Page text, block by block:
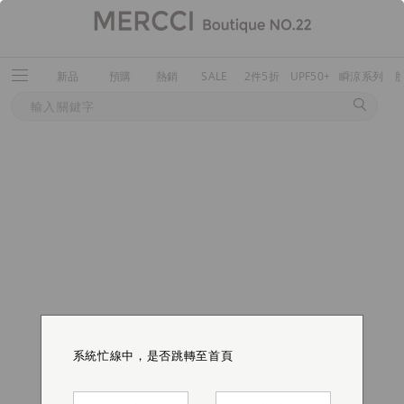
新品 預購 熱銷 SALE 2件5折 UPF50+ 瞬涼系列
系統忙線中，是否跳轉至首頁
系統忙線中，是否跳轉至首頁
系統忙線中，是否跳轉至首頁
系統忙線中，是否跳轉至首頁
系統忙線中，是否跳轉至首頁